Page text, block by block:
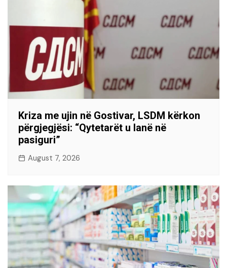
Kriza me ujin në Gostivar, LSDM kërkon
përgjegjësi: “Qytetarët u lanë në
pasiguri”
August 7, 2026